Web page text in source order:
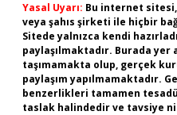
Yasal Uyarı: Bu internet
veya şahıs şirketi ile hiçbir
Sitede yalnızca kendi
paylaşılmaktadır. Burada
taşımamakta olup, gerçek
paylaşım yapılmamaktadır.
benzerlikleri tamamen
taslak halindedir ve tavsiye